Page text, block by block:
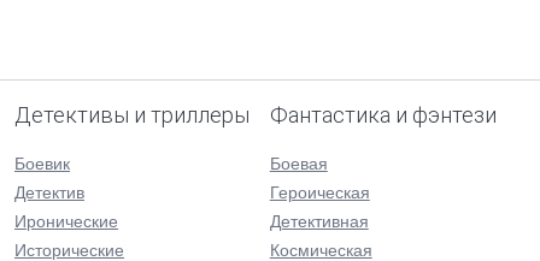
Детективы и триллеры
Боевик
Детектив
Иронические
Исторические
Фантастика и фэнтези
Боевая
Героическая
Детективная
Космическая